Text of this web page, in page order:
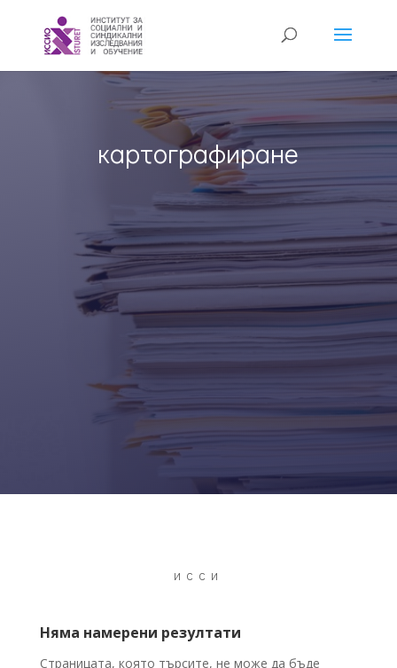
картографиране
ИССИ
Няма намерени резултати
Страницата, която търсите, не може да бъде